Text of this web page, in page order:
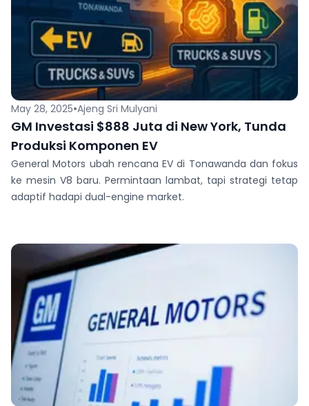
May 28, 2025•Ajeng Sri Mulyani
GM Investasi $888 Juta di New York, Tunda
Produksi Komponen EV
General Motors ubah rencana EV di Tonawanda dan fokus
ke mesin V8 baru. Permintaan lambat, tapi strategi tetap
adaptif hadapi dual-engine market.